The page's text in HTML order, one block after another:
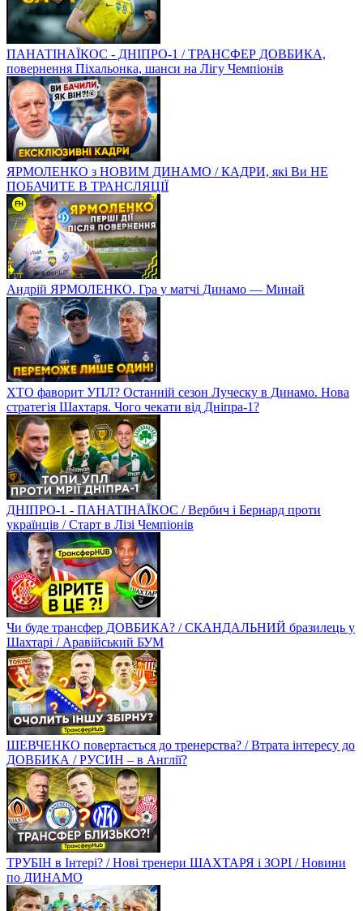
ПАНАТІНАЇКОС - ДНІПРО-1 / ТРАНСФЕР ДОВБИКА,
повернення Піхальонка, шанси на Лігу Чемпіонів
ЯРМОЛЕНКО з НОВИМ ДИНАМО / КАДРИ, які Ви НЕ
ПОБАЧИТЕ В ТРАНСЛЯЦІЇ
Андрій ЯРМОЛЕНКО. Гра у матчі Динамо — Минай
ХТО фаворит УПЛ? Останній сезон Луческу в Динамо. Нова
стратегія Шахтаря. Чого чекати від Дніпра-1?
ДНІПРО-1 - ПАНАТІНАЇКОС / Вербич і Бернард проти
українців / Старт в Лізі Чемпіонів
Чи буде трансфер ДОВБИКА? / СКАНДАЛЬНИЙ бразилець у
Шахтарі / Аравійський БУМ
ШЕВЧЕНКО повертається до тренерства? / Втрата інтересу до
ДОВБИКА / РУСИН – в Англії?
ТРУБІН в Інтері? / Нові тренери ШАХТАРЯ і ЗОРІ / Новини
по ДИНАМО